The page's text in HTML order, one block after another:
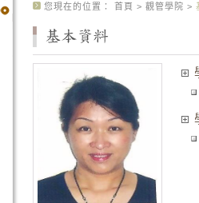
您現在的位置： 首頁 > 觀管學院 >